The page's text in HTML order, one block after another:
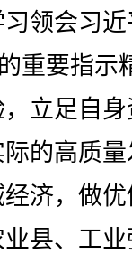
领会习近
重要指示
立足自
的高质
济，做
县、工